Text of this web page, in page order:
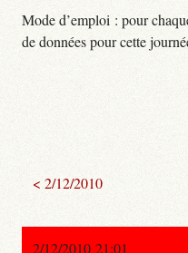
Mode d’emploi : pour
de données pour cette
< 2/12/2010
2/12/2010 21:01